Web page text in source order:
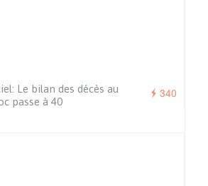
340
Le bilan des décès au
passe à 40